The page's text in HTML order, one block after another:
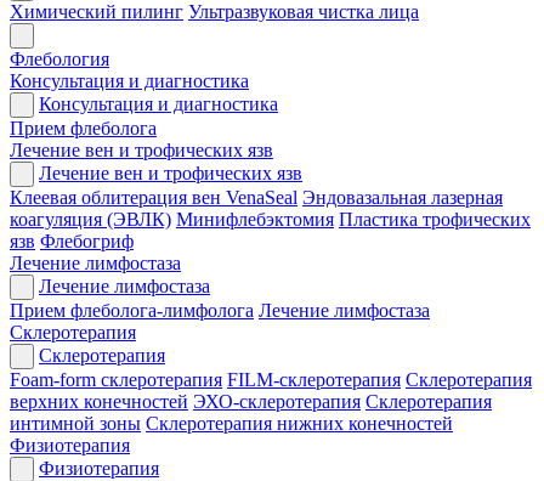
Химический пилинг Ультразвуковая чистка лица
Флебология
Консультация и диагностика
Консультация и диагностика
Прием флеболога
Лечение вен и трофических язв
Лечение вен и трофических язв
Клеевая облитерация вен VenaSeal Эндовазальная лазерная
коагуляция (ЭВЛК) Минифлебэктомия Пластика трофических
язв Флебогриф
Лечение лимфостаза
Лечение лимфостаза
Прием флеболога-лимфолога Лечение лимфостаза
Склеротерапия
Склеротерапия
Foam-form склеротерапия FILM-склеротерапия Склеротерапия
верхних конечностей ЭХО-склеротерапия Склеротерапия
интимной зоны Склеротерапия нижних конечностей
Физиотерапия
Физиотерапия